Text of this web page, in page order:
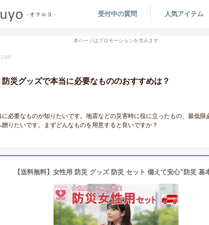
受付中の質問 人気アイテム
本ページはプロモーションを含みます
09
防災グッズで本当に必要なもののおすすめは？
必要なものが知りたいです。地震などの災害時に役に立ったもの、最低限
贈りたいです。まずどんなものを用意すると良いですか？
【送料無料】女性用 防災 グッズ 防災 セット 備えて安心”防災 基